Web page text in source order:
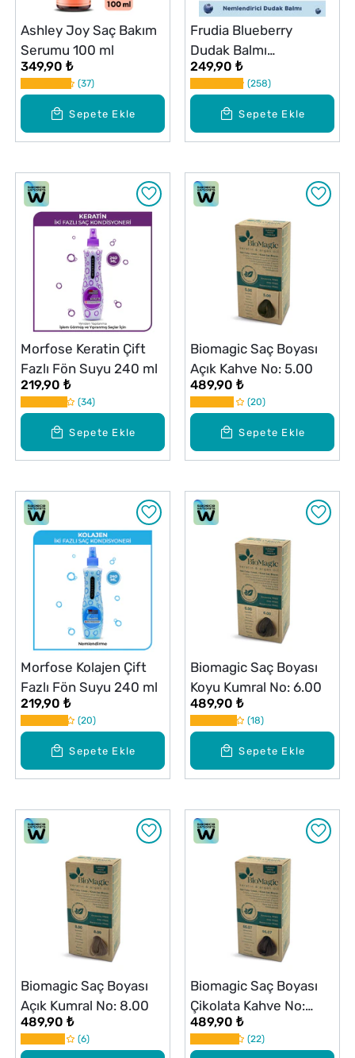
Sepete Ekle
Ashley Joy Saç Bakım
Serumu 100 ml
349,90 ₺
37
Sepete Ekle
Frudia Blueberry
Dudak Balmı
Nemlendirici 10 g
249,90 ₺
258
Sepete Ekle
Morfose Keratin Çift
Fazlı Fön Suyu 240 ml
219,90 ₺
34
Sepete Ekle
Biomagic Saç Boyası
Açık Kahve No: 5.00
489,90 ₺
20
Sepete Ekle
Morfose Kolajen Çift
Fazlı Fön Suyu 240 ml
219,90 ₺
20
Sepete Ekle
Biomagic Saç Boyası
Koyu Kumral No: 6.00
489,90 ₺
18
Biomagic Saç Boyası
Açık Kumral No: 8.00
489,90 ₺
6
Biomagic Saç Boyası
Çikolata Kahve No:
66.07
489,90 ₺
22